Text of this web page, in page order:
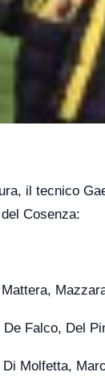
il tecnico
Cosenza:
Falco, Del
Molfetta,